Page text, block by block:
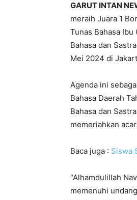
GARUT INTAN
meraih Juara 1
Tunas Bahasa
Bahasa dan
Mei 2024 di
Agenda ini
Bahasa Daerah
Bahasa dan
memeriahkan
Baca juga : Siswa
“Alhamdulillah
memenuhi